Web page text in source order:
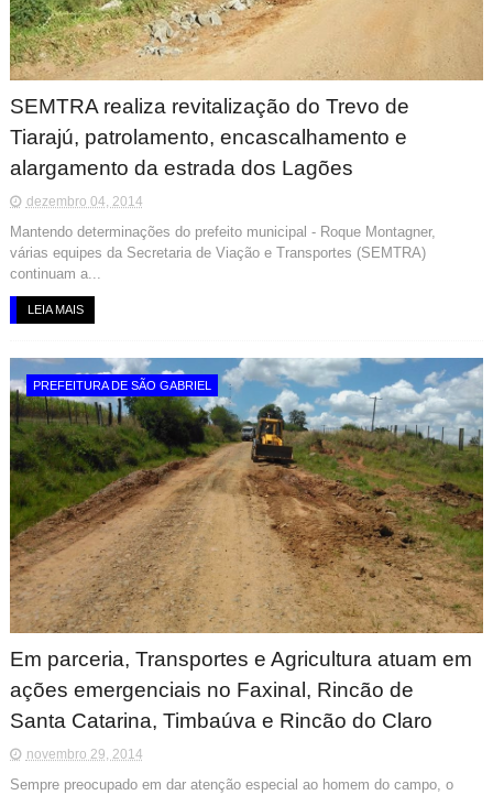
SEMTRA realiza revitalização do Trevo de
Tiarajú, patrolamento, encascalhamento e
alargamento da estrada dos Lagões
dezembro 04, 2014
Mantendo determinações do prefeito municipal - Roque Montagner,
várias equipes da Secretaria de Viação e Transportes (SEMTRA)
continuam a...
LEIA MAIS
PREFEITURA DE SÃO GABRIEL
Em parceria, Transportes e Agricultura atuam em
ações emergenciais no Faxinal, Rincão de
Santa Catarina, Timbaúva e Rincão do Claro
novembro 29, 2014
Sempre preocupado em dar atenção especial ao homem do campo, o